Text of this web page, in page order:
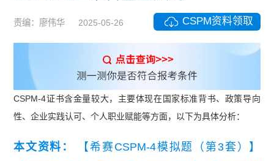
责编：廖伟华 2025-05-26 CSPM资料领取
CSPM-4证书含金量较大，主要体现在国家标准背书、政策导向
性、企业实践认可、个人职业赋能等方面，以下为具体分析：
本文资料：
【希赛CSPM-4模拟题（第3套）】